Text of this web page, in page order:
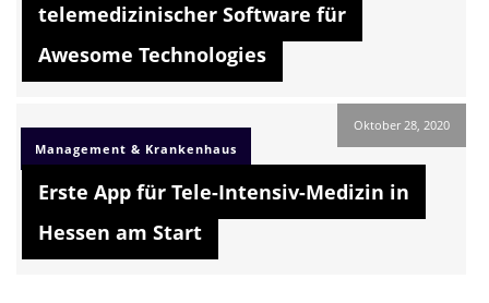
telemedizinischer Software für
Awesome Technologies
Oktober 28, 2020
Management & Krankenhaus
Erste App für Tele-Intensiv-Medizin in
Hessen am Start